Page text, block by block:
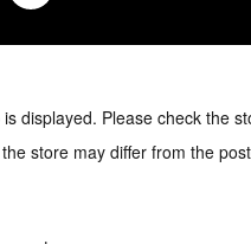
displayed. Please check the
store may differ from the